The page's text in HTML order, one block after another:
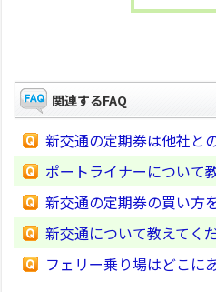
関連するFAQ
新交通の定期券は他社と
ポートライナーについて
新交通の定期券の買い方
新交通について教えてく
フェリー乗り場はどこに